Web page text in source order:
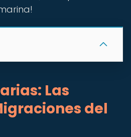
Las
del